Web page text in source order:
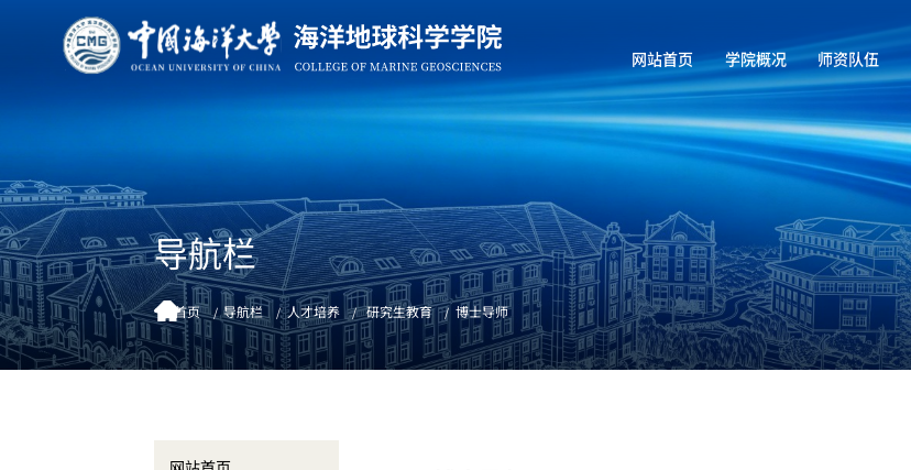
网站首页 学院概况 师资队伍
导航栏
首页 导航栏 人才培养 研究生教育 博士导师